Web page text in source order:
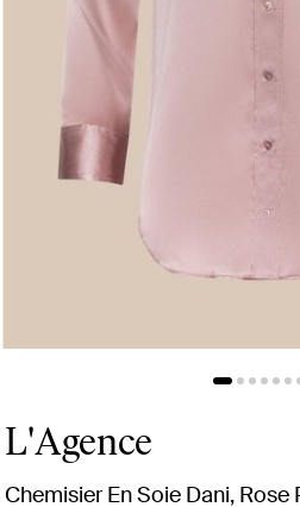
L'Agence
Chemisier En Soie Dani, Rose